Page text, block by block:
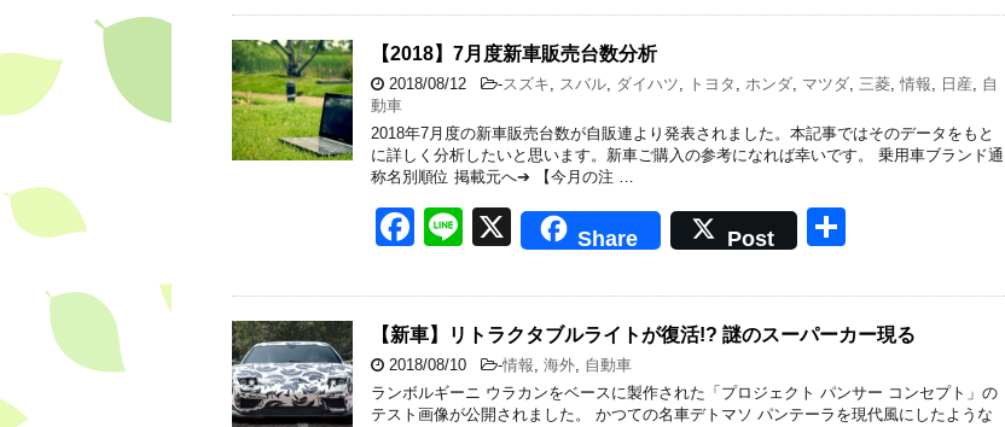
c
e
b
o
o
k
e
【2018】7月度新車販売台数分析
2018/08/12 -スズキ, スバル, ダイハツ, トヨタ , ホンダ, マツダ, 三菱, 情報, 日産, 自
動車
2018年7月度の新車販売台数が自販連より発表されました。本記事ではそのデータをもと
に詳しく分析したいと思います。新車ご購入の参考になれば幸いです。 乗用車ブランド通
称名別順位 掲載元へ➔ 【今月の注 …
F
c
e
b
Li
e
X Share Post
【新車】リトラクタブルライトが復活!? 謎のスーパーカー現る
2018/08/10 -情報, 海外, 自動車
ランボルギーニ ウラカンをベースに製作された「プロジェクト パンサー コンセプト」の
テスト画像が公開されました。 かつての名車デトマソ パンテーラを現代風にしたような